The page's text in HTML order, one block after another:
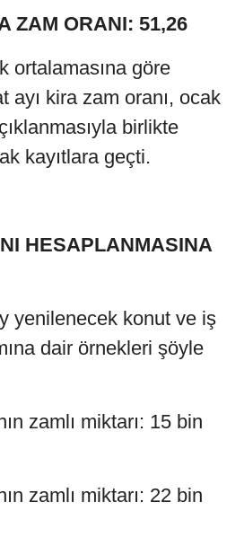
ZAM ORANI: 51,26
ortalamasına göre
ayı kira zam oranı, ocak
birlikte
kayıtlara geçti.
HESAPLANMASINA
yenilenecek konut ve iş
dair örnekleri şöyle
zamlı miktarı: 15 bin
zamlı miktarı: 22 bin